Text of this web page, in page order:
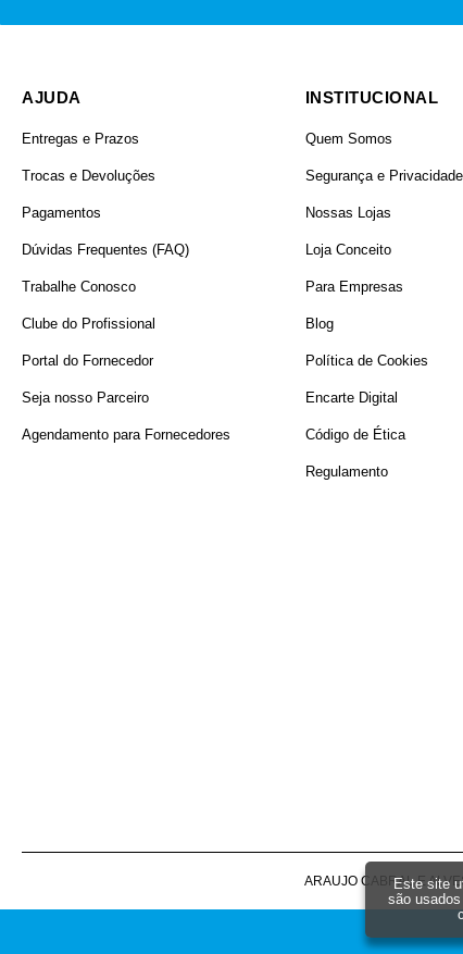
AJUDA
Entregas e Prazos
Trocas e Devoluções
Pagamentos
Dúvidas Frequentes (FAQ)
Trabalhe Conosco
Clube do Profissional
Portal do Fornecedor
Seja nosso Parceiro
Agendamento para Fornecedores
INSTITUCIONAL
Quem Somos
Segurança e Privacidade
Nossas Lojas
Loja Conceito
Para Empresas
Blog
Política de Cookies
Encarte Digital
Código de Ética
Regulamento
ARAUJO CABRAL E
Este site
são